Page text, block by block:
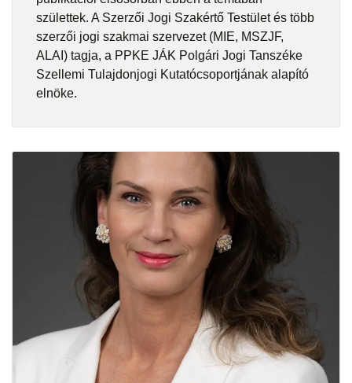
születtek. A Szerzői Jogi Szakértő Testület és több
szerzői jogi szakmai szervezet (MIE, MSZJF,
ALAI) tagja, a PPKE JÁK Polgári Jogi Tanszéke
Szellemi Tulajdonjogi Kutatócsoportjának alapító
elnöke.